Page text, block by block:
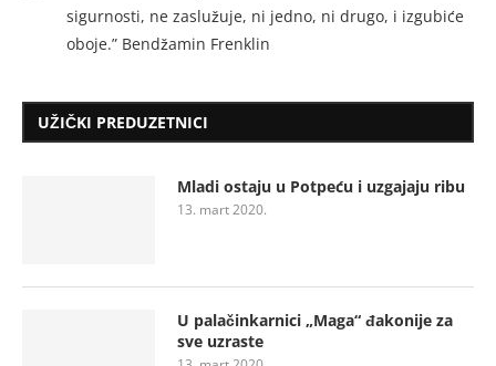
sigurnosti, ne zaslužuje, ni jedno, ni drugo, i izgubiće
oboje.” Bendžamin Frenklin
UŽIČKI PREDUZETNICI
Mladi ostaju u Potpeću i uzgajaju ribu
13. mart 2020.
U palačinkarnici „Maga“ đakonije za
sve uzraste